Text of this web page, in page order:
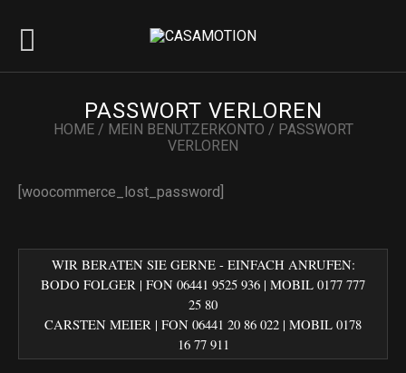
PASSWORT VERLOREN
HOME / MEIN BENUTZERKONTO / PASSWORT
VERLOREN
[woocommerce_lost_password]
WIR BERATEN SIE GERNE - EINFACH ANRUFEN:
BODO FOLGER | FON 06441 9525 936 | MOBIL 0177 777
25 80
CARSTEN MEIER | FON 06441 20 86 022‬ | MOBIL 0178
16 77 911